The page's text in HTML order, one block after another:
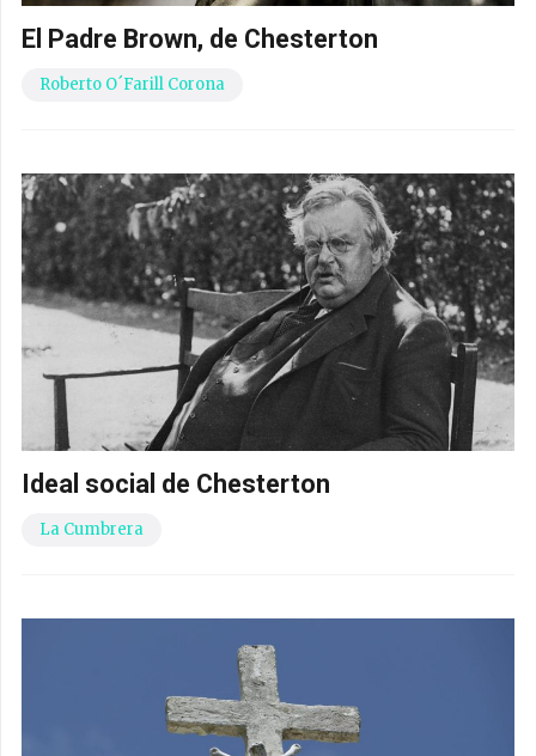
El Padre Brown, de Chesterton
Roberto O´Farill Corona
Ideal social de Chesterton
La Cumbrera